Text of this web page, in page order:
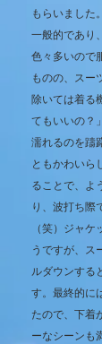
もらいました
一般的であり
色々多いので
ものの、スー
除いては着る
てもいいの？
濡れるのを躊
ともかわいら
ることで、よ
り、波打ち際
（笑）ジャ
うですが、ス
ルダウンする
す。最終的に
たので、下着
ーなシーンも